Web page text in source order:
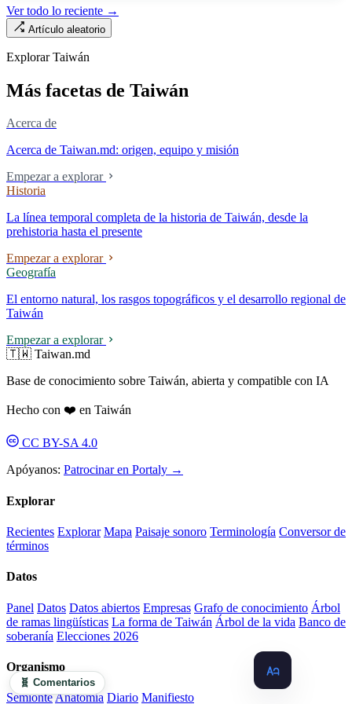
Ley de Médicos, es la ley raíz sobre cómo existe la institución del
«hospital» en Taiwán, y la tensión sin resolver durante cuarenta años
mercado.
Ver todo lo reciente →
Artículo aleatorio
Explorar Taiwán
Más facetas de Taiwán
Acerca de
Acerca de Taiwan.md: origen, equipo y misión
Empezar a explorar
Historia
La línea temporal completa de la historia de Taiwán, desde la
prehistoria hasta el presente
Empezar a explorar
Geografía
El entorno natural, los rasgos topográficos y el desarrollo regional de
Taiwán
Empezar a explorar
🇹🇼 Taiwan.md
Base de conocimiento sobre Taiwán, abierta y compatible con IA
Hecho con ❤️ en Taiwán
CC BY-SA 4.0
Apóyanos: Patrocinar en Portaly →
Explorar
Recientes Explorar Mapa Paisaje sonoro Terminología Conversor de
términos
Datos
Panel Datos Datos abiertos Empresas Grafo de conocimiento Árbol
de ramas lingüísticas La forma de Taiwán Árbol de la vida Banco de
soberanía Elecciones 2026
Organismo
SemionteAnatomía Diario Manifiesto
🧬 Comentarios